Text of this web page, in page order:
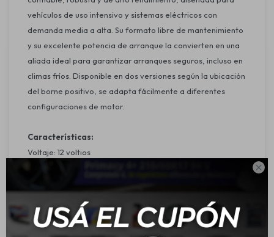

vehículos de uso intensivo y sistemas eléctricos con
demanda media a alta. Su formato libre de mantenimiento
y su excelente potencia de arranque la convierten en una
aliada ideal para garantizar arranques seguros, incluso en
climas fríos. Disponible en dos versiones según la ubicación
del borne positivo, se adapta fácilmente a diferentes
configuraciones de motor.
Características:
Voltaje: 12 voltios
Mantenimiento: Libre de mantenimiento
Garantía: 15 meses